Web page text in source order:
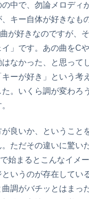
中で、勿論メロディ
キー自体が好きなも
が好きなのですが、
」です。あの曲をC
なかった、と思って
ーが好き」という考
。いくら調が変わろ
良いか、ということ
ただその違いに驚い
始まるとこんなイメ
いうのが存在してい
調がバチッとはまっ